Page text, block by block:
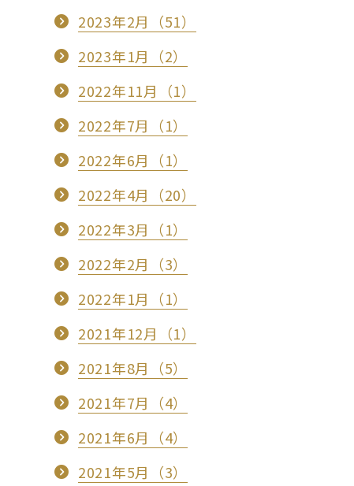
2023年2月（51）
2023年1月（2）
2022年11月（1）
2022年7月（1）
2022年6月（1）
2022年4月（20）
2022年3月（1）
2022年2月（3）
2022年1月（1）
2021年12月（1）
2021年8月（5）
2021年7月（4）
2021年6月（4）
2021年5月（3）